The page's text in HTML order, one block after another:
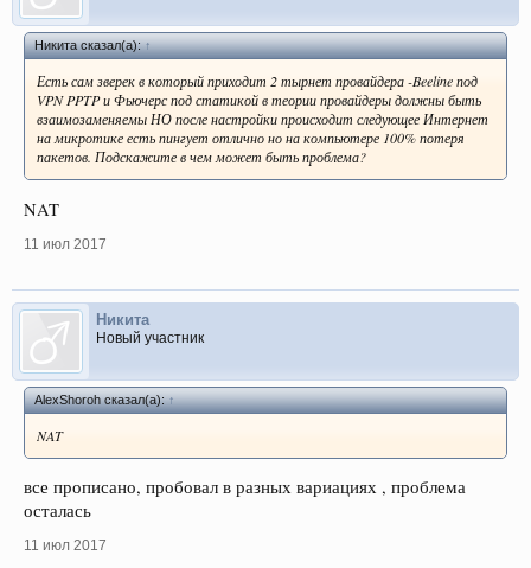
Никита сказал(а):↑
Есть сам зверек в который приходит 2 тырнет провайдера -Beeline под
VPN PPTP и Фьючерс под статикой в теории провайдеры должны быть
взаимозаменяемы НО после настройки происходит следующее Интернет
на микротике есть пингует отлично но на компьютере 100% потеря
пакетов. Подскажите в чем может быть проблема?
NAT
11 июл 2017
Никита
Новый участник
AlexShoroh сказал(а):↑
NAT
все прописано, пробовал в разных вариациях , проблема
осталась
11 июл 2017